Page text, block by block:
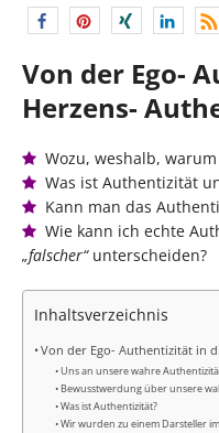
Von der Ego-
Herzens-
Wozu, weshalb,
Was ist Authentizität
Kann man das
Wie kann ich echte
„falscher“unterscheiden?
Inhaltsverzeichnis
Von der Ego- Authentizität in
Uns an unsere wahre
Bewusstwerdung über unsere
Was ist Authentizität?
Wir wurden zu einem Darsteller